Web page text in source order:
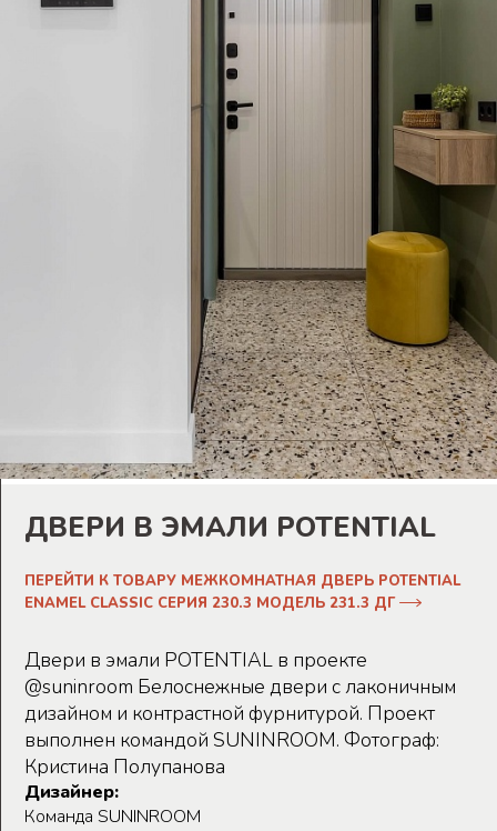
ДВЕРИ В ЭМАЛИ POTENTIAL
ПЕРЕЙТИ К ТОВАРУ МЕЖКОМНАТНАЯ ДВЕРЬ POTENTIAL
ENAMEL CLASSIC СЕРИЯ 230.3 МОДЕЛЬ 231.3 ДГ
Двери в эмали POTENTIAL в проекте
@suninroom Белоснежные двери с лаконичным
дизайном и контрастной фурнитурой. Проект
выполнен командой SUNINROOM. Фотограф:
Кристина Полупанова
Дизайнер:
Команда SUNINROOM